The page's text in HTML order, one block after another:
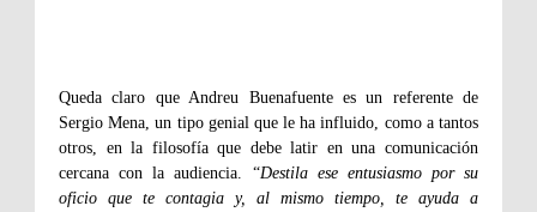
Queda claro que Andreu Buenafuente es un referente de
Sergio Mena, un tipo genial que le ha influido, como a tantos
otros, en la filosofía que debe latir en una comunicación
cercana con la audiencia. “Destila ese entusiasmo por su
oficio que te contagia y, al mismo tiempo, te ayuda a